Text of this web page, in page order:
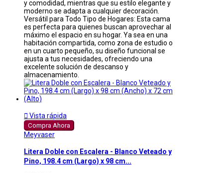
y comodidad, mientras que su estilo elegante y
moderno se adapta a cualquier decoración.
Versátil para Todo Tipo de Hogares: Esta cama
es perfecta para quienes buscan aprovechar al
máximo el espacio en su hogar. Ya sea en una
habitación compartida, como zona de estudio o
en un cuarto pequeño, su diseño funcional se
ajusta a tus necesidades, ofreciendo una
excelente solución de descanso y
almacenamiento.
 Vista rápida
Compra Ahora
Meyvaser
Litera Doble con Escalera - Blanco Veteado y
Pino, 198.4 cm (Largo) x 98 cm...